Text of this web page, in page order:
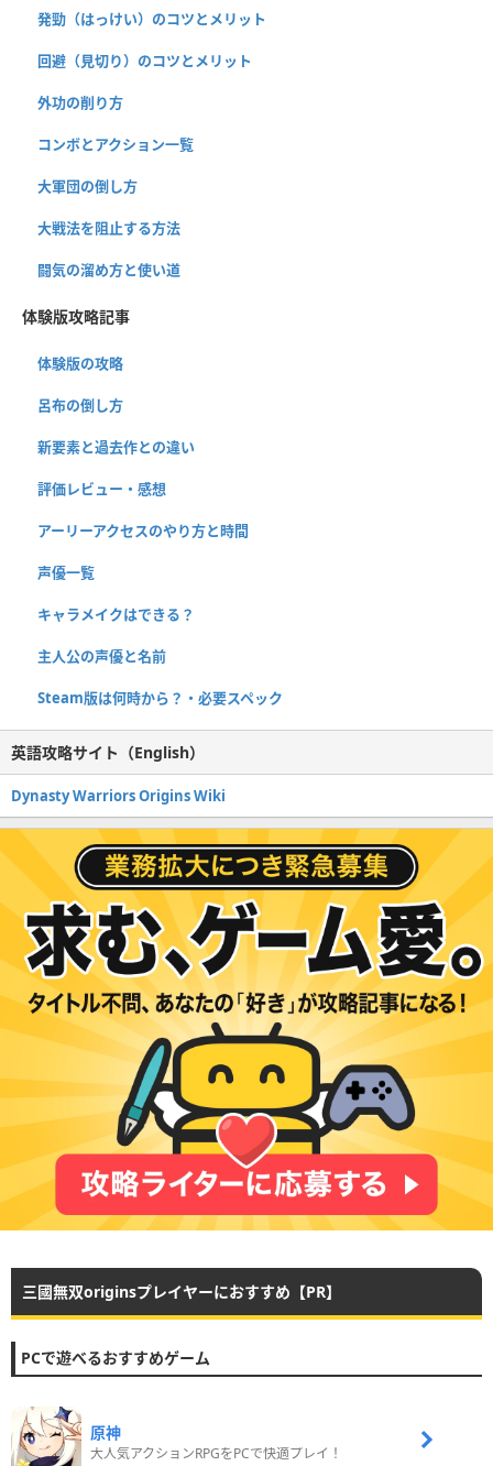
発勁（はっけい）のコツとメリット
回避（見切り）のコツとメリット
外功の削り方
コンボとアクション一覧
大軍団の倒し方
大戦法を阻止する方法
闘気の溜め方と使い道
体験版攻略記事
体験版の攻略
呂布の倒し方
新要素と過去作との違い
評価レビュー・感想
アーリーアクセスのやり方と時間
声優一覧
キャラメイクはできる？
主人公の声優と名前
Steam版は何時から？・必要スペック
英語攻略サイト（English）
Dynasty Warriors Origins Wiki
三國無双originsプレイヤーにおすすめ【PR】
PCで遊べるおすすめゲーム
原神
大人気アクションRPGをPCで快適プレイ！